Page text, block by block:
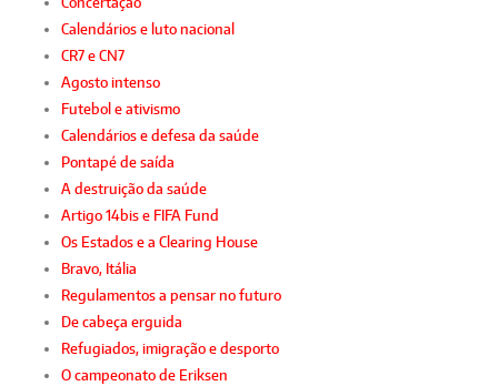
Calendários e luto nacional
CR7 e CN7
Agosto intenso
Futebol e ativismo
Calendários e defesa da saúde
Pontapé de saída
A destruição da saúde
Artigo 14bis e FIFA Fund
Os Estados e a Clearing House
Bravo, Itália
Regulamentos a pensar no futuro
De cabeça erguida
Refugiados, imigração e desporto
O campeonato de Eriksen